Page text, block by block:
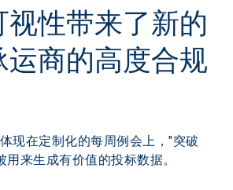
性带来了新的
商的高度合规
现在定制化的每周例会上，"突破
用来生成有价值的投标数据。